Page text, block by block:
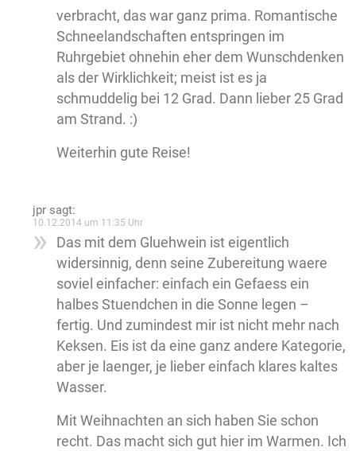
verbracht, das war ganz prima. Romantische
Schneelandschaften entspringen im
Ruhrgebiet ohnehin eher dem Wunschdenken
als der Wirklichkeit; meist ist es ja
schmuddelig bei 12 Grad. Dann lieber 25 Grad
am Strand. :)
Weiterhin gute Reise!
jpr sagt:
10.12.2014 um 11:35 Uhr
Das mit dem Gluehwein ist eigentlich
widersinnig, denn seine Zubereitung waere
soviel einfacher: einfach ein Gefaess ein
halbes Stuendchen in die Sonne legen –
fertig. Und zumindest mir ist nicht mehr nach
Keksen. Eis ist da eine ganz andere Kategorie,
aber je laenger, je lieber einfach klares kaltes
Wasser.
Mit Weihnachten an sich haben Sie schon
recht. Das macht sich gut hier im Warmen. Ich